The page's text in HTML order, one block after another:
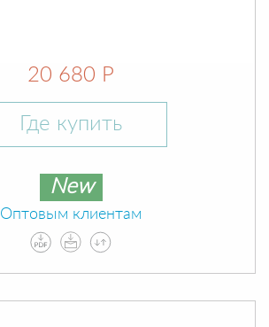
20 680 Р
Где купить
New
Оптовым клиентам